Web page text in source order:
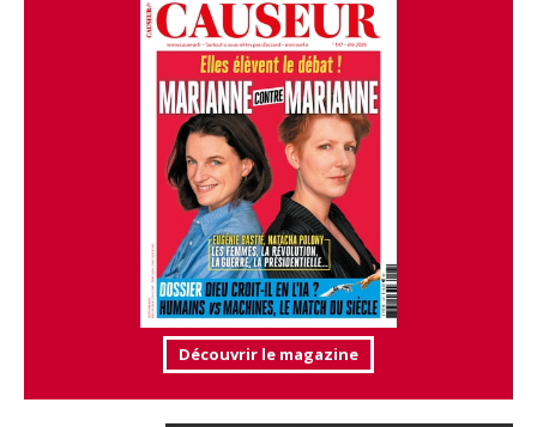
Découvrir le magazine